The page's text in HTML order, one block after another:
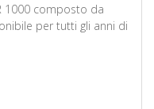
1000 composto da
per tutti gli anni di